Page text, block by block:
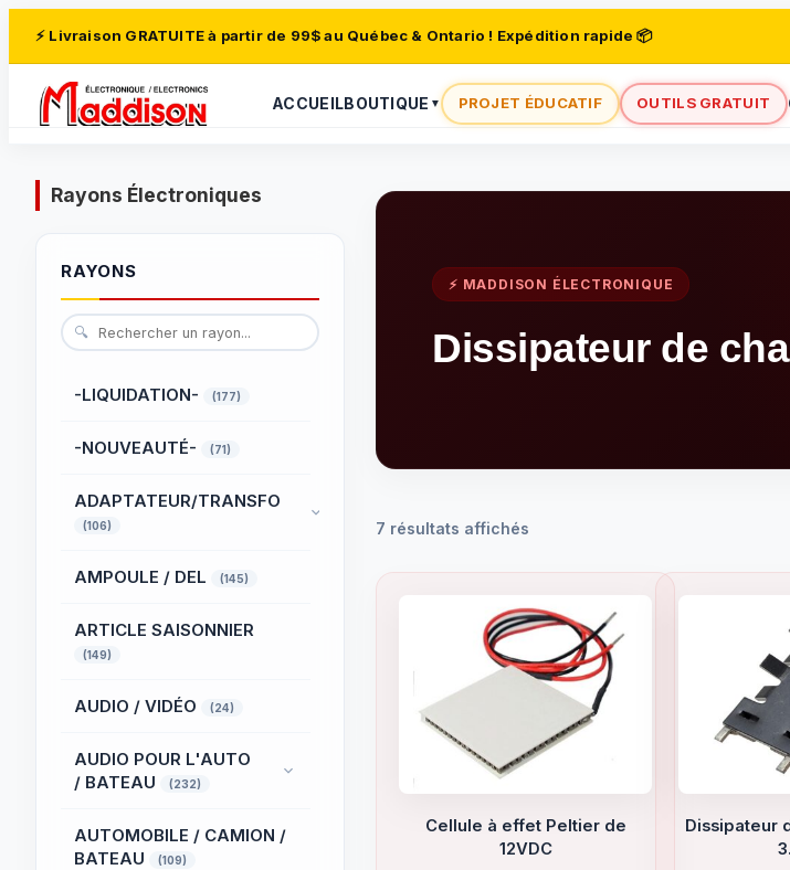
⚡ Livraison GRATUITE à partir de 99$ au Québec & Ontario ! Expédition rapide 📦
ACCUEILBOUTIQUE ▼ PROJET ÉDUCATIF OUTILS GRATUIT
Rayons Électroniques
RAYONS
🔍
-LIQUIDATION- (177)
-NOUVEAUTÉ- (71)
ADAPTATEUR/TRANSFO
(106)
AMPOULE / DEL (145)
ARTICLE SAISONNIER
(149)
AUDIO / VIDÉO (24)
AUDIO POUR L'AUTO
/ BATEAU
(232)
AUTOMOBILE / CAMION /
BATEAU
(109)
⚡ MADDISON ÉLECTRONIQUE
Dissipateur de
7 résultats affichés
Cellule à effet Peltier de
12VDC
Dissipateur